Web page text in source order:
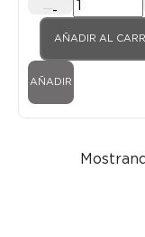
-
AÑADIR AL
AÑADIR